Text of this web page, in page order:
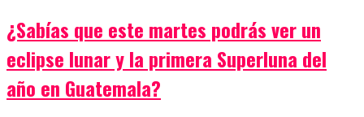
¿Sabías que este martes podrás ver un
eclipse lunar y la primera Superluna del
año en Guatemala?